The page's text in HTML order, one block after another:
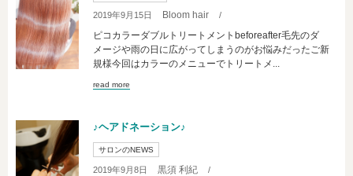
2019年9月15日 Bloom hair /
ピコカラーダブルトリートメントbeforeafter毛先のダ
メージや雨の日に広がってしまうのがお悩みだったご新
規様今回はカラーのメニューでトリートメ...
read more
♪ヘアドネーション♪
サロンのNEWS
2019年9月8日 黒須 利紀 /